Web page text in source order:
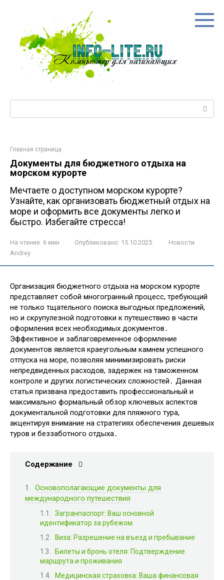
Главная страница
Документы для бюджетного отдыха на
морском курорте
Мечтаете о доступном морском курорте?
Узнайте, как организовать бюджетный отдых на
море и оформить все документы легко и
быстро. Избегайте стресса!
На чтение: 6 мин Опубликовано: 15.10.2025
Новости
Andrey
Организация бюджетного отдыха на морском курорте
представляет собой многогранный процесс, требующий
не только тщательного поиска выгодных предложений,
но и скрупулезной подготовки к путешествию в части
оформления всех необходимых документов․
Эффективное и заблаговременное оформление
документов является краеугольным камнем успешного
отпуска на море, позволяя минимизировать риски
непредвиденных расходов, задержек на таможенном
контроле и других логистических сложностей․ Данная
статья призвана предоставить профессиональный и
максимально формальный обзор ключевых аспектов
документальной подготовки для пляжного тура,
акцентируя внимание на стратегиях обеспечения дешевых
туров и беззаботного отдыха․
Содержание
Основополагающие документы для
международного путешествия
Загранпаспорт: Ваш основной
идентификатор за рубежом
Виза: Разрешение на въезд и пребывание
Билеты и бронь отеля: Подтверждение
маршрута и проживания
Медицинская страховка: Ваша финансовая